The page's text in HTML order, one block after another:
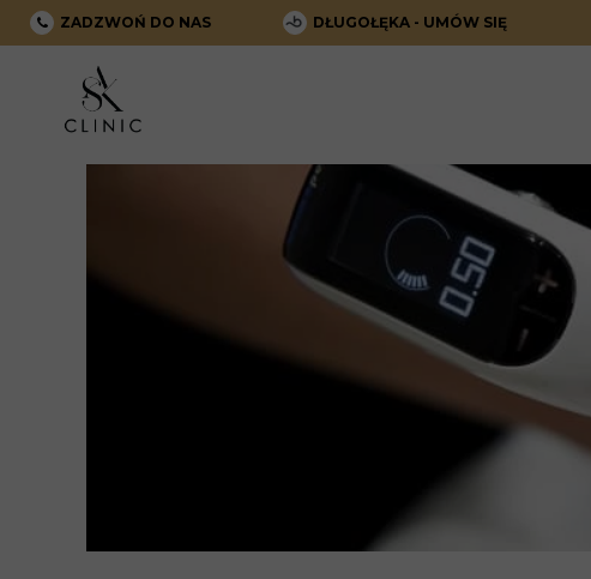
DŁUGOŁĘKA - UMÓW SIĘ
ZADZWOŃ DO NAS